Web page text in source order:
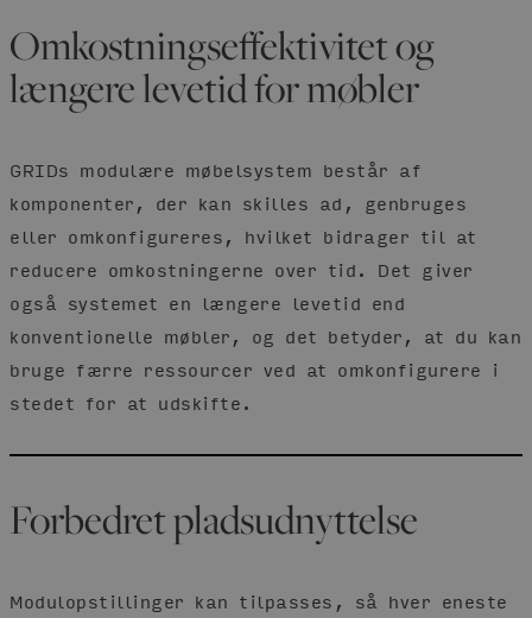
Omkostningseffektivitet og
længere levetid for møbler
GRIDs modulære møbelsystem består af
komponenter, der kan skilles ad, genbruges
eller omkonfigureres, hvilket bidrager til at
reducere omkostningerne over tid. Det giver
også systemet en længere levetid end
konventionelle møbler, og det betyder, at du kan
bruge færre ressourcer ved at omkonfigurere i
stedet for at udskifte.
Forbedret pladsudnyttelse
Modulopstillinger kan tilpasses, så hver eneste